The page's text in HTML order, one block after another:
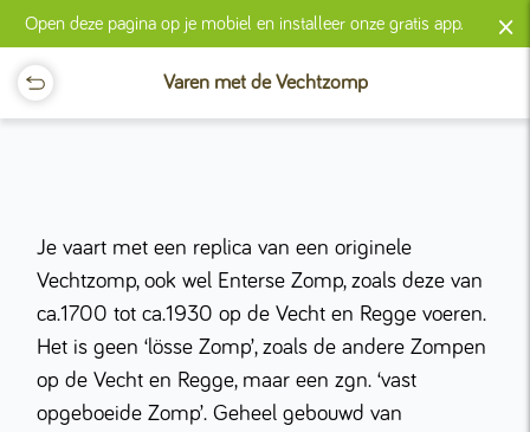
Open deze pagina op je mobiel en installeer onze gratis app. ×
Varen met de Vechtzomp
Je vaart met een replica van een originele
Vechtzomp, ook wel Enterse Zomp, zoals deze van
ca.1700 tot ca.1930 op de Vecht en Regge voeren.
Het is geen ‘lösse Zomp’, zoals de andere Zompen
op de Vecht en Regge, maar een zgn. ‘vast
opgeboeide Zomp’. Geheel gebouwd van